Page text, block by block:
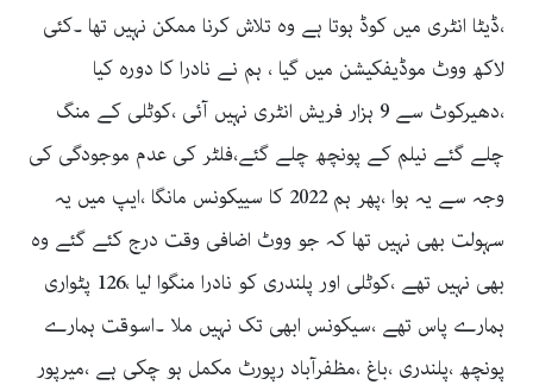
،ڈیٹا انٹری میں کوڈ ہوتا ہے وہ تلاش کرنا ممکن نہیں تھا ۔کئی
لاکھ ووٹ موڈیفکیشن میں گیا ، ہم نے نادرا کا دورہ کیا
،دھیرکوٹ سے 9 ہزار فریش انٹری نہیں آئی ،کوٹلی کے منگ
چلے گئے نیلم کے پونچھ چلے گئے،فلٹر کی عدم موجودگی کی
وجہ سے یہ ہوا ،پھر ہم 2022 کا سییکونس مانگا ،ایپ میں یہ
سہولت بھی نہیں تھا کہ جو ووٹ اضافی وقت درج کئے گئے وہ
بھی نہیں تھے ،کوٹلی اور پلندری کو نادرا منگوا لیا ،126 پٹواری
ہمارے پاس تھے ،سیکونس ابھی تک نہیں ملا ۔اسوقت ہمارے
پونچھ ،پلندری ،باغ ،مظفرآباد رپورٹ مکمل ہو چکی ہے ،میرپور